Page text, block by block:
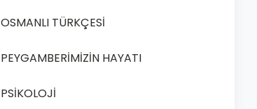
OSMANLI TÜRKÇESİ
PEYGAMBERİMİZİN HAYATI
PSİKOLOJİ